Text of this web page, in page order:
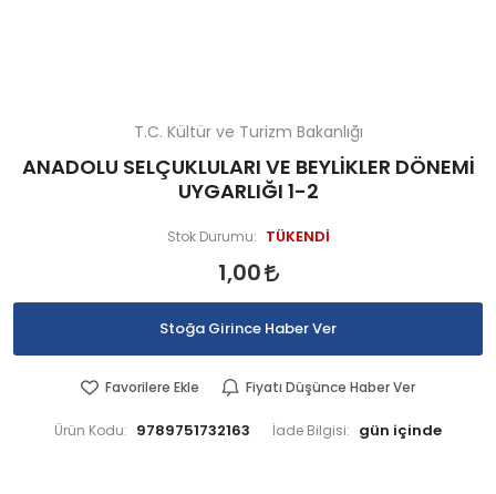
T.C. Kültür ve Turizm Bakanlığı
ANADOLU SELÇUKLULARI VE BEYLİKLER DÖNEMİ
UYGARLIĞI 1-2
Stok Durumu: TÜKENDİ
1,00
Stoğa Girince Haber Ver
Favorilere Ekle Fiyatı Düşünce Haber Ver
Ürün Kodu: 9789751732163 İade Bilgisi: